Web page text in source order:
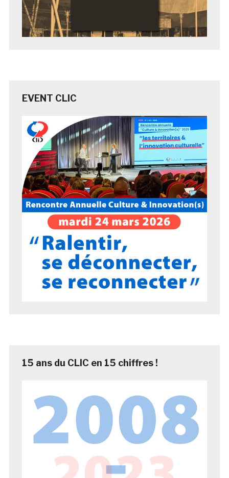
EVENT CLIC
15 ans du CLIC en 15 chiffres !